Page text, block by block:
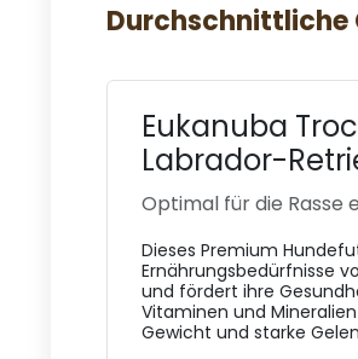
Durchschnittliche
Eukanuba
Labrador-
Optimal für die Rasse
Dieses Premium
Ernährungsbedürfnisse
und fördert ihre
Vitaminen und
Gewicht und starke